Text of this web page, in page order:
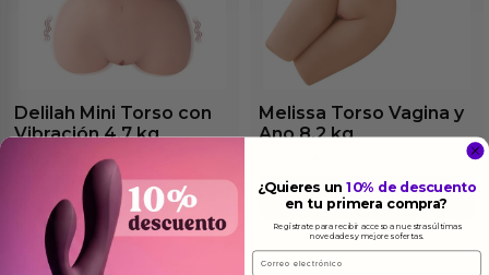
Delilah Mini Torso con
Vibración 4.7 kg
Ver el producto
Melissa Torso Vagina y
Ano 8.2 kg
Ver el producto
¿Quieres un10% de descuento
en tu primera compra?
Regístrate para recibir acceso a nuestras últimas
novedades y mejores ofertas.
Email